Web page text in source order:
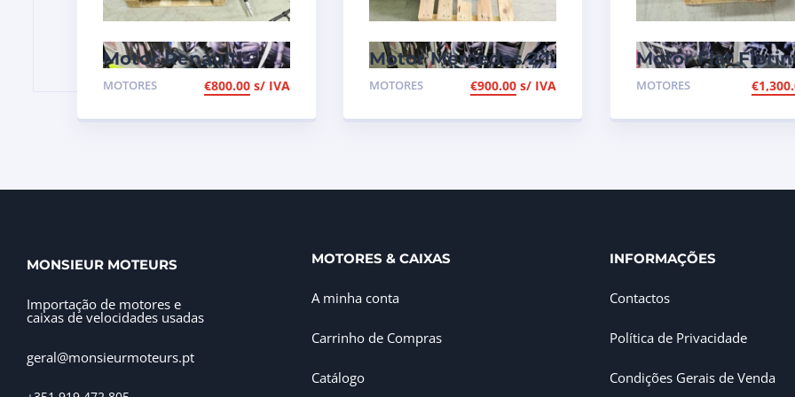
Motor Renault
Laguna 1.9 DCI de
120cv, ref F9Q750
MOTORES €800.00 s/ IVA
Motor Mercedes 2.1
CDI C220, ref 646
MOTORES €900.00 s/ IVA
Motor Fiat
1.3 Multijet de
199A3000
MOTORES €
MONSIEUR MOTEURS
Importação de motores e
caixas de velocidades usadas
geral@monsieurmoteurs.pt
MOTORES & CAIXAS
A minha conta
Carrinho de Compras
Catálogo
INFORMAÇÕES
Contactos
Política de Privacidade
Condições Gerais de Venda